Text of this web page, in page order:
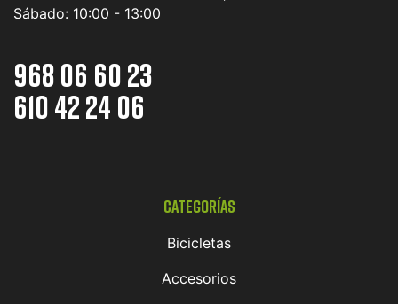
Sábado: 10:00 - 13:00
968 06 60 23
610 42 24 06
Categorías
Bicicletas
Accesorios